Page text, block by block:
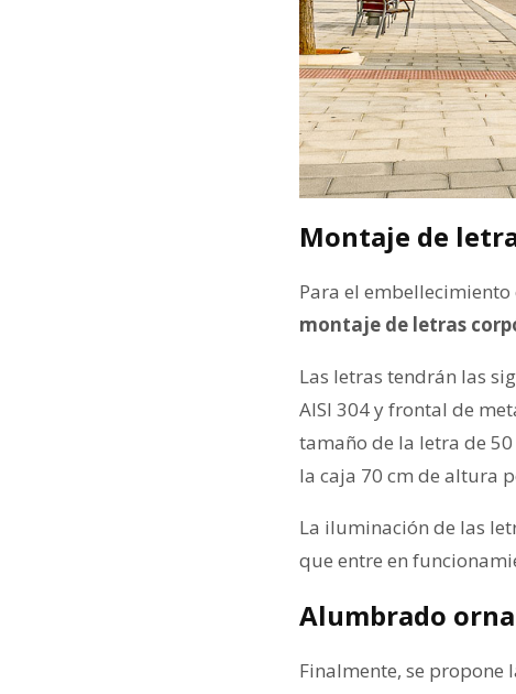
Montaje de
Para el
montaje de letras
Las letras tendrán las
AISI 304 y frontal de
tamaño de la letra de
la caja 70 cm de altura
La iluminación de las
que entre en
Alumbrado
Finalmente, se propone